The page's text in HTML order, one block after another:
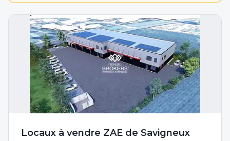
Locaux à vendre ZAE de Savigneux